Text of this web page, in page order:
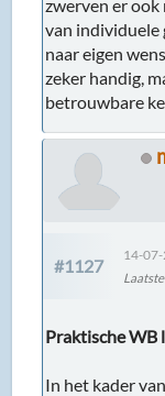
zwerven er
van individuele
naar eigen
zeker handig,
betrouwbare
#1127
14-
Praktische WB
In het kader